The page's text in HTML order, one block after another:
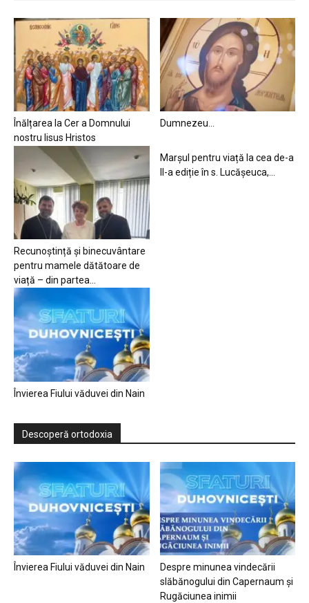
Înălțarea la Cer a Domnului
nostru Iisus Hristos
Dumnezeu…
Recunoștință și binecuvântare
pentru mamele dătătoare de
viață – din partea...
Marșul pentru viață la cea de-a
II-a ediție în s. Lucășeuca,...
Învierea Fiului văduvei din Nain
Descoperă ortodoxia
Învierea Fiului văduvei din Nain
Despre minunea vindecării
slăbănogului din Capernaum și
Rugăciunea inimii